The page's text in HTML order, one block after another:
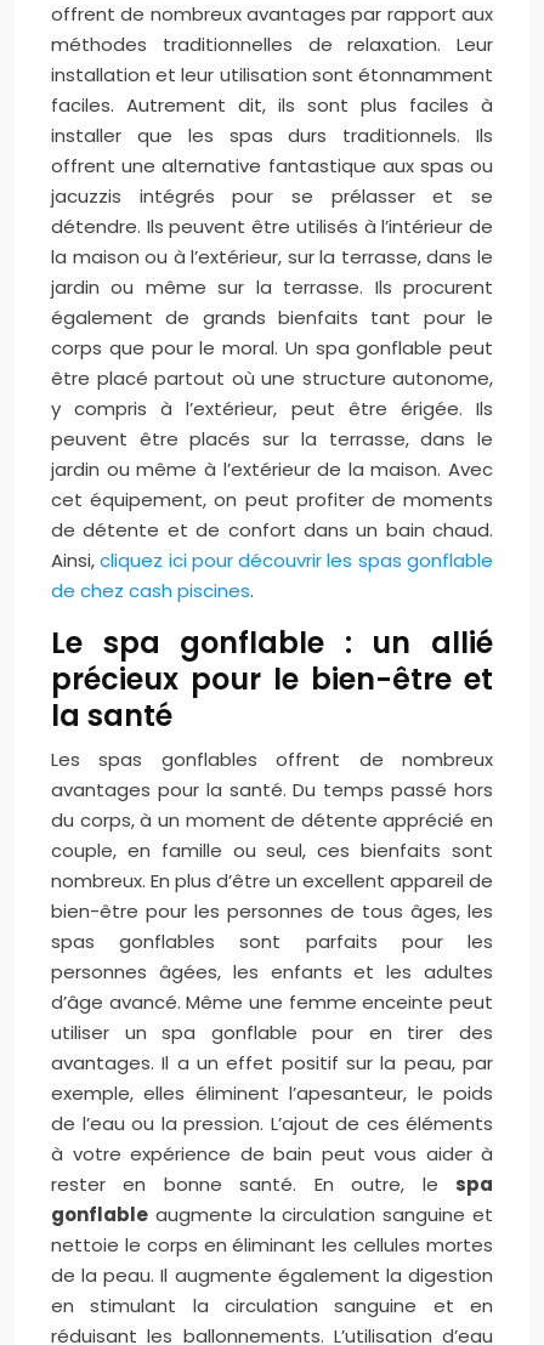
offrent de nombreux avantages par rapport aux
méthodes traditionnelles de relaxation. Leur
installation et leur utilisation sont étonnamment
faciles. Autrement dit, ils sont plus faciles à
installer que les spas durs traditionnels. Ils
offrent une alternative fantastique aux spas ou
jacuzzis intégrés pour se prélasser et se
détendre. Ils peuvent être utilisés à l’intérieur de
la maison ou à l’extérieur, sur la terrasse, dans le
jardin ou même sur la terrasse. Ils procurent
également de grands bienfaits tant pour le
corps que pour le moral. Un spa gonflable peut
être placé partout où une structure autonome,
y compris à l’extérieur, peut être érigée. Ils
peuvent être placés sur la terrasse, dans le
jardin ou même à l’extérieur de la maison. Avec
cet équipement, on peut profiter de moments
de détente et de confort dans un bain chaud.
Ainsi,cliquez ici pour découvrir les spas gonflable
de chez cash piscines.
Le spa gonflable : un allié
précieux pour le bien-être et
la santé
Les spas gonflables offrent de nombreux
avantages pour la santé. Du temps passé hors
du corps, à un moment de détente apprécié en
couple, en famille ou seul, ces bienfaits sont
nombreux. En plus d’être un excellent appareil de
bien-être pour les personnes de tous âges, les
spas gonflables sont parfaits pour les
personnes âgées, les enfants et les adultes
d’âge avancé. Même une femme enceinte peut
utiliser un spa gonflable pour en tirer des
avantages. Il a un effet positif sur la peau, par
exemple, elles éliminent l’apesanteur, le poids
de l’eau ou la pression. L’ajout de ces éléments
à votre expérience de bain peut vous aider à
rester en bonne santé. En outre, le spa
gonflable augmente la circulation sanguine et
nettoie le corps en éliminant les cellules mortes
de la peau. Il augmente également la digestion
en stimulant la circulation sanguine et en
réduisant les ballonnements. L’utilisation d’eau